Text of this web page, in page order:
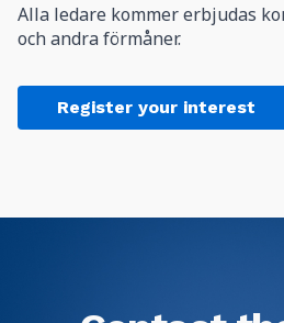
Alla ledare kommer erbjudas
Register your interest